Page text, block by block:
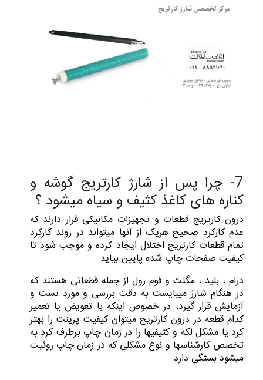
7- چرا پس از شارژ کارتریج گوشه و
کناره های کاغذ کثیف و سیاه میشود ؟
درون کارتریج قطعات و تجهیزات مکانیکی قرار دارند که
عدم کارکرد صحیح هریک از آنها میتواند در روند کارکرد
تمام قطعات کارتریج اختلال ایجاد کرده و موجب شود تا
کیفیت صفحات چاپ شده پایین بیاید
درام ، بلید ، مگنت و فوم رول از جمله قطعاتی هستند که
در هنگام شارژ میبایست به دقت بررسی و مورد تست و
آزمایش قرار گیرد، در خصوص اینکه با تعویض یا تعمیر
کدام قطعه در درون کارتریج میتوان کیفیت پرینت را بهتر
کرد یا مشکل لکه و کثیفیها را در زمان چاپ برطرف کرد به
تخصص کارشناسها و نوع مشکلی که در زمان چاپ روئیت
میشود بستگی دارد.